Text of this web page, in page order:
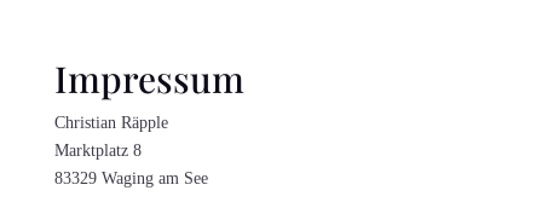
Impressum
Christian Räpple
Marktplatz 8
83329 Waging am See